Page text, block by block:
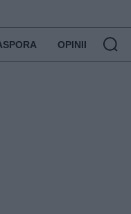
OPINII